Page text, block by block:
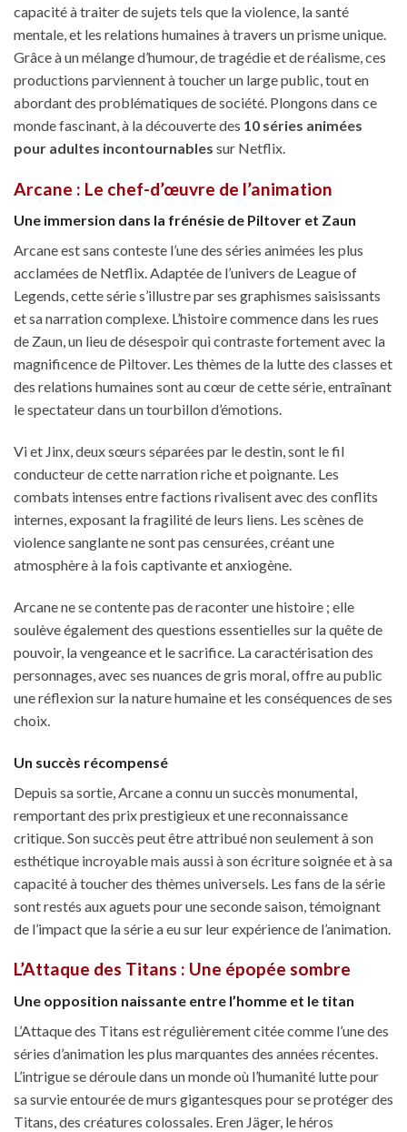
capacité à traiter de sujets tels que la violence, la santé
mentale, et les relations humaines à travers un prisme unique.
Grâce à un mélange d’humour, de tragédie et de réalisme, ces
productions parviennent à toucher un large public, tout en
abordant des problématiques de société. Plongons dans ce
monde fascinant, à la découverte des 10 séries animées
pour adultes incontournables sur Netflix.
Arcane : Le chef-d’œuvre de l’animation
Une immersion dans la frénésie de Piltover et Zaun
Arcane est sans conteste l’une des séries animées les plus
acclamées de Netflix. Adaptée de l’univers de League of
Legends, cette série s’illustre par ses graphismes saisissants
et sa narration complexe. L’histoire commence dans les rues
de Zaun, un lieu de désespoir qui contraste fortement avec la
magnificence de Piltover. Les thèmes de la lutte des classes et
des relations humaines sont au cœur de cette série, entraînant
le spectateur dans un tourbillon d’émotions.
Vi et Jinx, deux sœurs séparées par le destin, sont le fil
conducteur de cette narration riche et poignante. Les
combats intenses entre factions rivalisent avec des conflits
internes, exposant la fragilité de leurs liens. Les scènes de
violence sanglante ne sont pas censurées, créant une
atmosphère à la fois captivante et anxiogène.
Arcane ne se contente pas de raconter une histoire ; elle
soulève également des questions essentielles sur la quête de
pouvoir, la vengeance et le sacrifice. La caractérisation des
personnages, avec ses nuances de gris moral, offre au public
une réflexion sur la nature humaine et les conséquences de ses
choix.
Un succès récompensé
Depuis sa sortie, Arcane a connu un succès monumental,
remportant des prix prestigieux et une reconnaissance
critique. Son succès peut être attribué non seulement à son
esthétique incroyable mais aussi à son écriture soignée et à sa
capacité à toucher des thèmes universels. Les fans de la série
sont restés aux aguets pour une seconde saison, témoignant
de l’impact que la série a eu sur leur expérience de l’animation.
L’Attaque des Titans : Une épopée sombre
Une opposition naissante entre l’homme et le titan
L’Attaque des Titans est régulièrement citée comme l’une des
séries d’animation les plus marquantes des années récentes.
L’intrigue se déroule dans un monde où l’humanité lutte pour
sa survie entourée de murs gigantesques pour se protéger des
Titans, des créatures colossales. Eren Jäger, le héros